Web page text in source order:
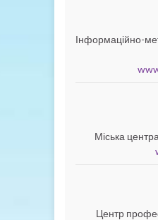
Інформаційно-
Міська
Центр